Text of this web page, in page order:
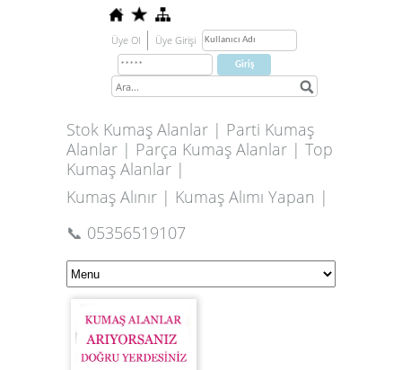
Üye Ol Üye Girişi
Stok Kumaş Alanlar | Parti Kumaş
Alanlar | Parça Kumaş Alanlar | Top
Kumaş Alanlar |
Kumaş Alınır | Kumaş Alımı Yapan |
📞 05356519107